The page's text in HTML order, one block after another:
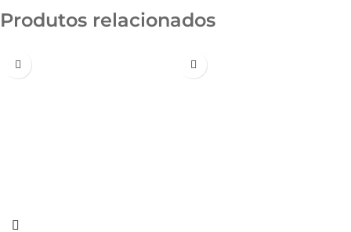
Produtos relacionados